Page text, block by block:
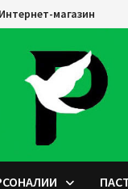
Интернет-магазин